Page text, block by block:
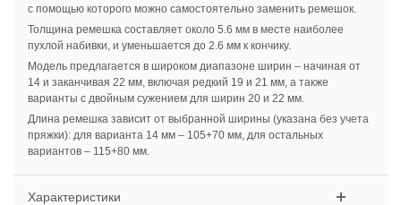
с помощью которого можно самостоятельно заменить ремешок.
Толщина ремешка составляет около 5.6 мм в месте наиболее
пухлой набивки, и уменьшается до 2.6 мм к кончику.
Модель предлагается в широком диапазоне ширин – начиная от
14 и заканчивая 22 мм, включая редкий 19 и 21 мм, а также
варианты с двойным сужением для ширин 20 и 22 мм.
Длина ремешка зависит от выбранной ширины (указана без учета
пряжки): для варианта 14 мм – 105+70 мм, для остальных
вариантов – 115+80 мм.
Характеристики